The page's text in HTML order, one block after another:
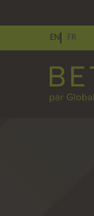
EN FR